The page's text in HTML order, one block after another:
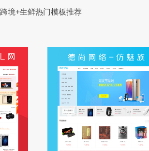
跨境+生鲜热门模板推荐